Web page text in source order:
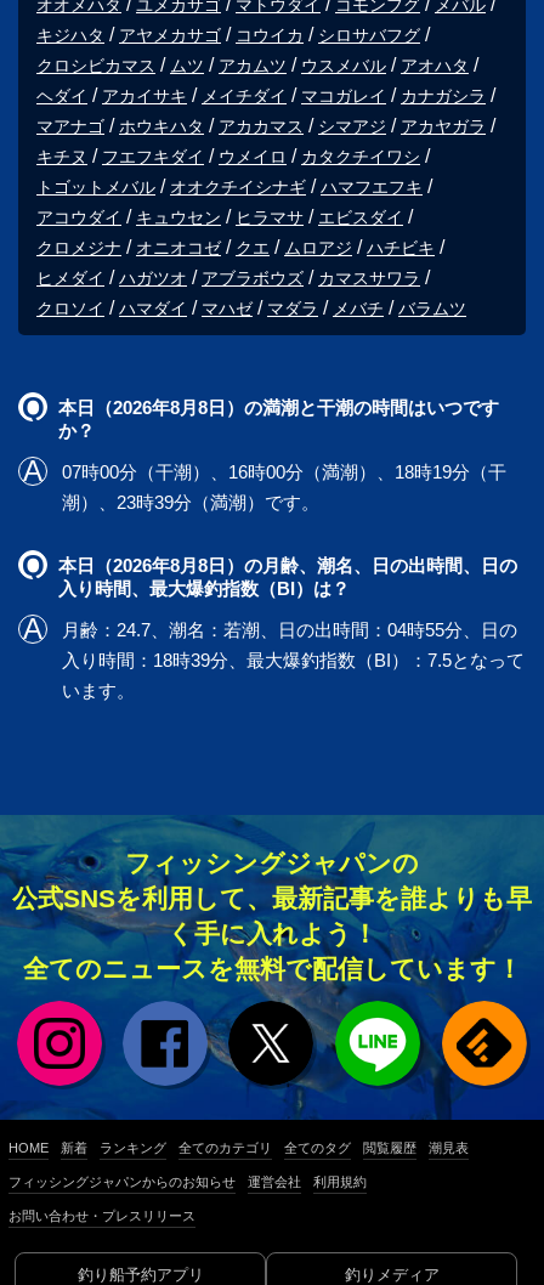
オオメハタ ユメカサゴ マトウダイ コモンフグ
メバル
キジハタ
アヤメカサゴ コウイカ
シロサバフグ
クロシビカマス
ムツ アカムツ ウスメバル
アオハタ
ヘダイ
アカイサキ メイチダイ マコガレイ
カナガシラ
マアナゴ
ホウキハタ アカカマス シマアジ
アカヤガラ
キチヌ
フエフキダイ ウメイロ
カタクチイワシ
トゴットメバル
オオクチイシナギ
ハマフエフキ
アコウダイ
キュウセン ヒラマサ
エビスダイ
クロメジナ
オニオコゼ クエ ムロアジ
ハチビキ
ヒメダイ
ハガツオ アブラボウズ
カマスサワラ
クロソイ
ハマダイ マハゼ マダラ メバチ バラムツ
本日（2026年8月8日）の満潮と干潮の時間はいつです
か？
07時00分（干潮）、16時00分（満潮）、18時19分（干
潮）、23時39分（満潮）です。
本日（2026年8月8日）の月齢、潮名、日の出時間、日の
入り時間、最大爆釣指数（BI）は？
月齢：24.7、潮名：若潮、日の出時間：04時55分、日の
入り時間：18時39分、最大爆釣指数（BI）：7.5となって
います。
フィッシングジャパンの
公式SNSを利用して、最新記事を誰よりも早
く手に入れよう！
全てのニュースを無料で配信しています！
HOME 新着 ランキング 全てのカテゴリ 全てのタグ 閲覧履歴 潮見表
フィッシングジャパンからのお知らせ 運営会社 利用規約
お問い合わせ・プレスリリース
釣り船予約アプリ
釣りメディア